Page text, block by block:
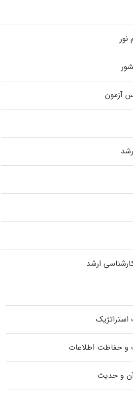
نور
آزمون
ارشد
استراتژیک
و حفاظت اطلاعات
و حدیث